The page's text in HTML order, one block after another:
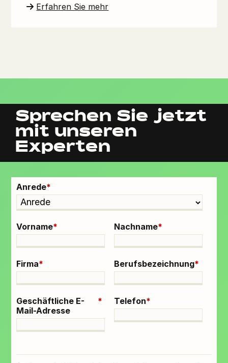
Erfahren Sie mehr
Sprechen Sie jetzt
mit unseren
Experten
*
Anrede
*
Vorname *
Nachname
*
Firma *
Berufsbezeichnung
*
Geschäftliche E-
Mail-Adresse
*
Telefon